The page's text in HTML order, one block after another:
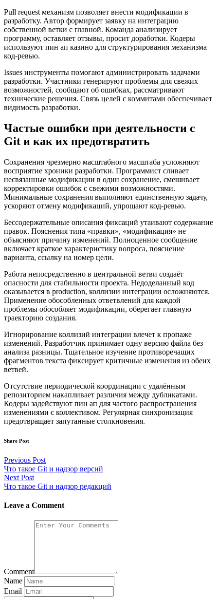
Pull request механизм позволяет внести модификации в
разработку. Автор формирует заявку на интеграцию
собственной ветки с главной. Команда анализирует
программу, оставляет отзывы, просит доработки. Кодеры
используют пин ап казино для структурирования механизма
код-ревью.
Issues инструменты помогают администрировать задачами
разработки. Участники генерируют проблемы для свежих
возможностей, сообщают об ошибках, рассматривают
технические решения. Связь целей с коммитами обеспечивает
видимость разработки.
Частые ошибки при деятельности с
Git и как их предотвратить
Сохранения чрезмерно масштабного масштаба усложняют
восприятие хроники разработки. Программист сливает
несвязанные модификации в один сохранение, смешивает
корректировки ошибок с свежими возможностями.
Минимальные сохранения выполняют единственную задачу,
ускоряют отмену модификаций, упрощают код-ревью.
Бессодержательные описания фиксаций утаивают содержание
правок. Пояснения типа «правки», «модификация» не
объясняют причину изменений. Полноценное сообщение
включает краткое характеристику вопроса, пояснение
варианта, ссылку на номер цели.
Работа непосредственно в центральной ветви создаёт
опасности для стабильности проекта. Недоделанный код
оказывается в production, коллизии интеграции осложняются.
Применение обособленных ответвлений для каждой
проблемы обособляет модификации, оберегает главную
траекторию создания.
Игнорирование коллизий интеграции влечет к пропаже
изменений. Разработчик принимает одну версию файла без
анализа разницы. Тщательное изучение противоречащих
фрагментов текста фиксирует критичные изменения из обеих
ветвей.
Отсутствие периодической координации с удалённым
репозиторием накапливает различия между дубликатами.
Кодеры задействуют пин ап для частого распространения
изменениями с коллективом. Регулярная синхронизация
предотвращает запутанные столкновения.
Share Post
Previous Post
Что такое Git и надзор версий
Next Post
Что такое Git и надзор редакций
Leave a Comment
Comment
Name
Email